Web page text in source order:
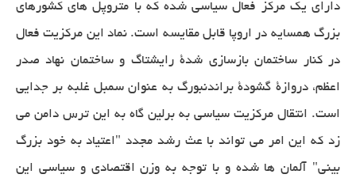
دارای یک مرکز فعال سیاسی شده که با متروپل های کشورهای
بزرگ همسایه در اروپا قابل مقایسه است. نماد این مرکزیت فعال
در کنار ساختمان بازسازی شدۀ رایشتاگ و ساختمان نهاد صدر
اعظم، دروازۀ گشودۀ براندنبورگ به عنوان سمبل غلبه بر جدایی
است. انتقال مرکزیت سیاسی به برلین گاه به این ترس دامن می
زد که این امر می تواند با عث رشد مجدد "اعتیاد به خود بزرگ
بینی" آلمان ها شده و با توجه به وزن اقتصادی و سیاسی این